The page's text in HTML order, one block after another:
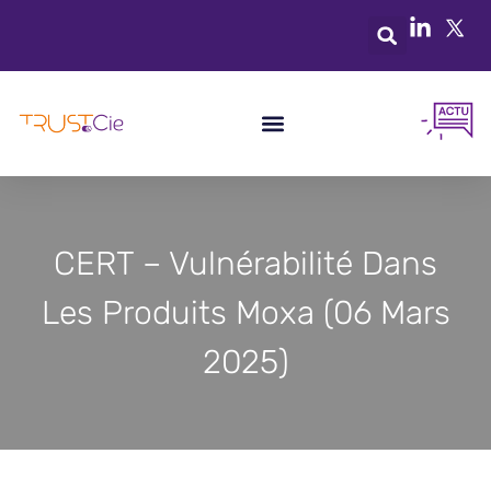
CERT – Vulnérabilité Dans
Les Produits Moxa (06 Mars
2025)